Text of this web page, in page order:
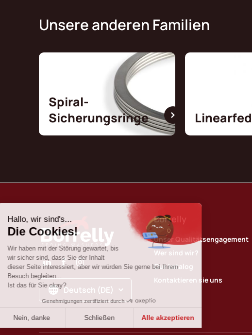
Unsere anderen Familien
Spiral-
Sicherungsringe
Deutsch (DE)
Borrelly
Unser Qualitätsengagement
Wer sind wir?
Our katalog
Kontaktieren sie uns